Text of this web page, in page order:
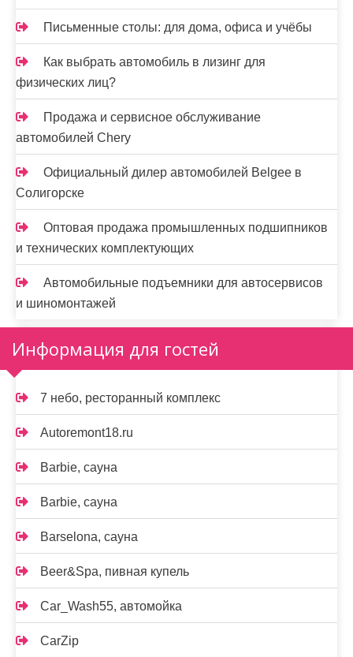
Письменные столы: для дома, офиса и учёбы
Как выбрать автомобиль в лизинг для
физических лиц?
Продажа и сервисное обслуживание
автомобилей Chery
Официальный дилер автомобилей Belgee в
Солигорске
Оптовая продажа промышленных подшипников
и технических комплектующих
Автомобильные подъемники для автосервисов
и шиномонтажей
Информация для гостей
7 небо, ресторанный комплекс
Autoremont18.ru
Barbie, сауна
Barbie, сауна
Barselona, сауна
Beer&Spa, пивная купель
Car_Wash55, автомойка
CarZip